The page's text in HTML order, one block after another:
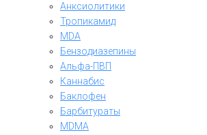
Анксиолитики
Тропикамид
MDA
Бензодиазепины
Альфа-ПВП
Каннабис
Баклофен
Барбитураты
MDMA